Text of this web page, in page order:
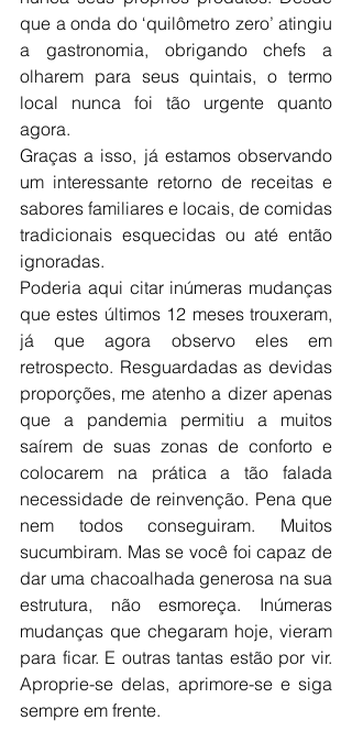
que a onda do ‘quilômetro zero’ atingiu
a gastronomia, obrigando chefs a
olharem para seus quintais, o termo
local nunca foi tão urgente quanto
agora.
Graças a isso, já estamos observando
um interessante retorno de receitas e
sabores familiares e locais, de comidas
tradicionais esquecidas ou até então
ignoradas.
Poderia aqui citar inúmeras mudanças
que estes últimos 12 meses trouxeram,
já que agora observo eles em
retrospecto. Resguardadas as devidas
proporções, me atenho a dizer apenas
que a pandemia permitiu a muitos
saírem de suas zonas de conforto e
colocarem na prática a tão falada
necessidade de reinvenção. Pena que
nem todos conseguiram. Muitos
sucumbiram. Mas se você foi capaz de
dar uma chacoalhada generosa na sua
estrutura, não esmoreça. Inúmeras
mudanças que chegaram hoje, vieram
para ficar. E outras tantas estão por vir.
Aproprie-se delas, aprimore-se e siga
sempre em frente.